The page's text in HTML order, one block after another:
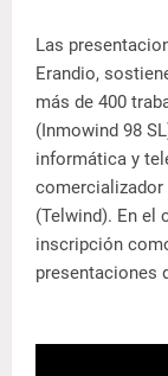
Las
Erandio,
más de 400
(Inmowind 98
informática y
(Telwind). En el
inscripción
presentaciones